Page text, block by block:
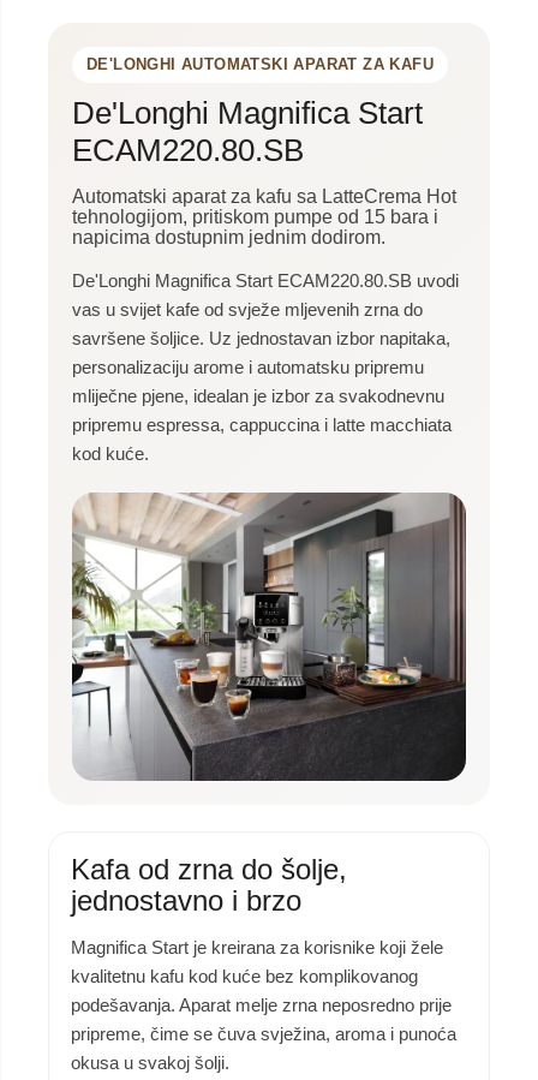
DE'LONGHI AUTOMATSKI APARAT ZA KAFU
De'Longhi Magnifica Start
ECAM220.80.SB
Automatski aparat za kafu sa LatteCrema Hot
tehnologijom, pritiskom pumpe od 15 bara i
napicima dostupnim jednim dodirom.
De'Longhi Magnifica Start ECAM220.80.SB uvodi
vas u svijet kafe od svježe mljevenih zrna do
savršene šoljice. Uz jednostavan izbor napitaka,
personalizaciju arome i automatsku pripremu
mliječne pjene, idealan je izbor za svakodnevnu
pripremu espressa, cappuccina i latte macchiata
kod kuće.
Kafa od zrna do šolje,
jednostavno i brzo
Magnifica Start je kreirana za korisnike koji žele
kvalitetnu kafu kod kuće bez komplikovanog
podešavanja. Aparat melje zrna neposredno prije
pripreme, čime se čuva svježina, aroma i punoća
okusa u svakoj šolji.